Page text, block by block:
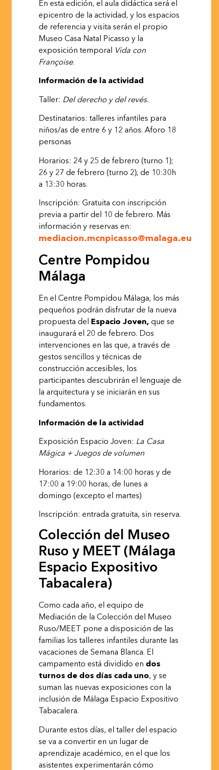
En esta edición, el aula didáctica será el
epicentro de la actividad, y los espacios
de referencia y visita serán el propio
Museo Casa Natal Picasso y la
exposición temporal Vida con
Françoise.
Información de la actividad
Taller: Del derecho y del revés.
Destinatarios: talleres infantiles para
niños/as de entre 6 y 12 años. Aforo 18
personas
Horarios: 24 y 25 de febrero (turno 1);
26 y 27 de febrero (turno 2), de 10:30h
a 13:30 horas.
Inscripción: Gratuita con inscripción
previa a partir del 10 de febrero. Más
información y reservas en:
mediacion.mcnpicasso@malaga.eu
Centre Pompidou
Málaga
En el Centre Pompidou Málaga, los más
pequeños podrán disfrutar de la nueva
propuesta del Espacio Joven, que se
inaugurará el 20 de febrero. Dos
intervenciones en las que, a través de
gestos sencillos y técnicas de
construcción accesibles, los
participantes descubrirán el lenguaje de
la arquitectura y se iniciarán en sus
fundamentos.
Información de la actividad
Exposición Espacio Joven: La Casa
Mágica + Juegos de volumen
Horarios: de 12:30 a 14:00 horas y de
17:00 a 19:00 horas, de lunes a
domingo (excepto el martes)
Inscripción: entrada gratuita, sin reserva.
Colección del Museo
Ruso y MEET (Málaga
Espacio Expositivo
Tabacalera)
Como cada año, el equipo de
Mediación de la Colección del Museo
Ruso/MEET pone a disposición de las
familias los talleres infantiles durante las
vacaciones de Semana Blanca. El
campamento está dividido en dos
turnos de dos días cada uno, y se
suman las nuevas exposiciones con la
inclusión de Málaga Espacio Expositivo
Tabacalera.
Durante estos días, el taller del espacio
se va a convertir en un lugar de
aprendizaje académico, en el que los
asistentes experimentarán cómo